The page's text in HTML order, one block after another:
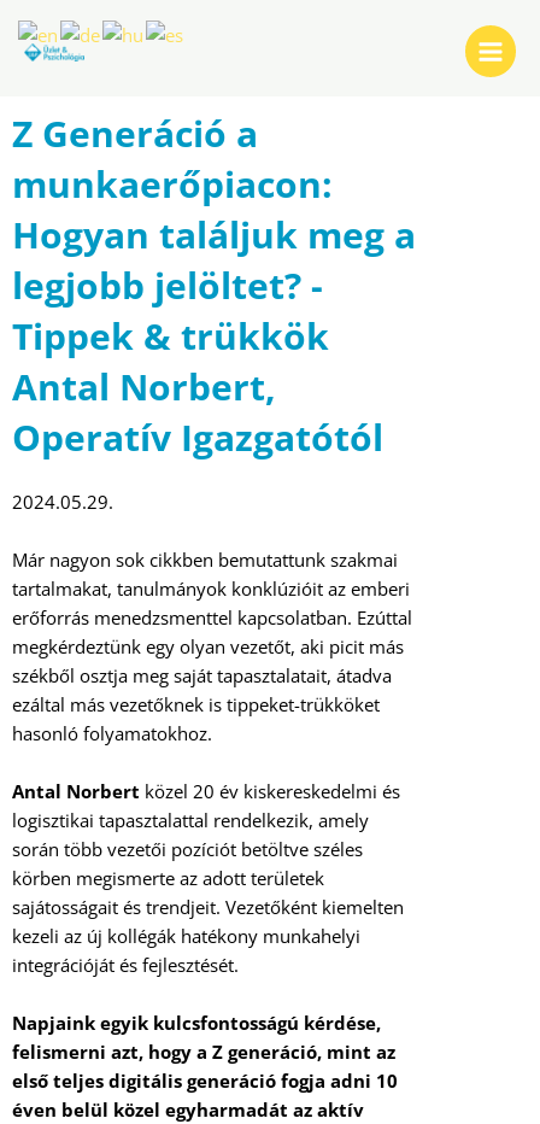
Main
Menu
Z Generáció a
munkaerőpiacon:
Hogyan találjuk meg a
legjobb jelöltet? -
Tippek & trükkök
Antal Norbert,
Operatív Igazgatótól
2024.05.29.
Már nagyon sok cikkben bemutattunk szakmai
tartalmakat, tanulmányok konklúzióit az emberi
erőforrás menedzsmenttel kapcsolatban. Ezúttal
megkérdeztünk egy olyan vezetőt, aki picit más
székből osztja meg saját tapasztalatait, átadva
ezáltal más vezetőknek is tippeket-trükköket
hasonló folyamatokhoz.
Antal Norbert közel 20 év kiskereskedelmi és
logisztikai tapasztalattal rendelkezik, amely
során több vezetői pozíciót betöltve széles
körben megismerte az adott területek
sajátosságait és trendjeit. Vezetőként kiemelten
kezeli az új kollégák hatékony munkahelyi
integrációját és fejlesztését.
Napjaink egyik kulcsfontosságú kérdése,
felismerni azt, hogy a Z generáció, mint az
első teljes digitális generáció fogja adni 10
éven belül közel egyharmadát az aktív
navigation